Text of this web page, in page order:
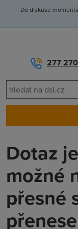
Do diskuse
277
Dotaz
možné
přesné